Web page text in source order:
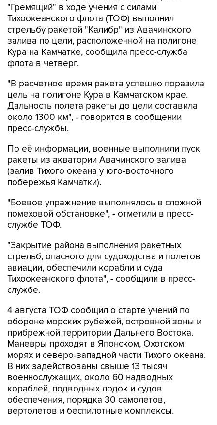
"Гремящий" в ходе учения с силами
Тихоокеанского флота (ТОФ) выполнил
стрельбу ракетой "Калибр" из Авачинского
залива по цели, расположенной на полигоне
Кура на Камчатке, сообщила пресс-служба
флота в четверг.
"В расчетное время ракета успешно поразила
цель на полигоне Кура в Камчатском крае.
Дальность полета ракеты до цели составила
около 1300 км", - говорится в сообщении
пресс-службы.
По её информации, военные выполнили пуск
ракеты из акватории Авачинского залива
(залив Тихого океана у юго-восточного
побережья Камчатки).
"Боевое упражнение выполнялось в сложной
помеховой обстановке", - отметили в пресс-
службе ТОФ.
"Закрытие района выполнения ракетных
стрельб, опасного для судоходства и полетов
авиации, обеспечили корабли и суда
Тихоокеанского флота", - сообщили в пресс-
службе.
4 августа ТОФ сообщил о старте учений по
обороне морских рубежей, островной зоны и
прибрежной территории Дальнего Востока.
Маневры проходят в Японском, Охотском
морях и северо-западной части Тихого океана.
В них задействованы свыше 13 тысяч
военнослужащих, около 60 надводных
кораблей, подводных лодок и судов
обеспечения, порядка 30 самолетов,
вертолетов и беспилотные комплексы.